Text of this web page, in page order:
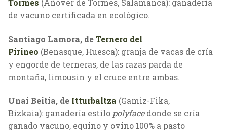
Tormes (Añover de Tormes, Salamanca): ganadería
de vacuno certificada en ecológico.
Santiago Lamora, deTernero del
Pirineo (Benasque, Huesca): granja de vacas de cría
y engorde de terneras, de las razas parda de
montaña, limousin y el cruce entre ambas.
Unai Beitia, de Itturbaltza (Gamiz-Fika,
Bizkaia): ganadería estilo polyfacedonde se cría
ganado vacuno, equino y ovino 100% a pasto